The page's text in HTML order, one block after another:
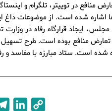
منافع در توییتر، تلگرام و
اشاره شده است. از موضوعات داغ
ایجاد قرارگاه رفاه در وزارت
منافع بوده است. طرح
شده است. ستاد مبارزه با مفاسد و